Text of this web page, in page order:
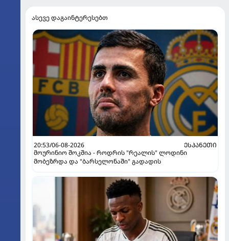
ასევე დაგაინტერესებთ
20:53/06-08-2026
ᲔᲡᲞᲐᲜᲔᲗᲘ
მოურინიო შოკშია - როდრის "რეალის" ლოდინი
მობეზრდა და "ბარსელონაში" გადადის